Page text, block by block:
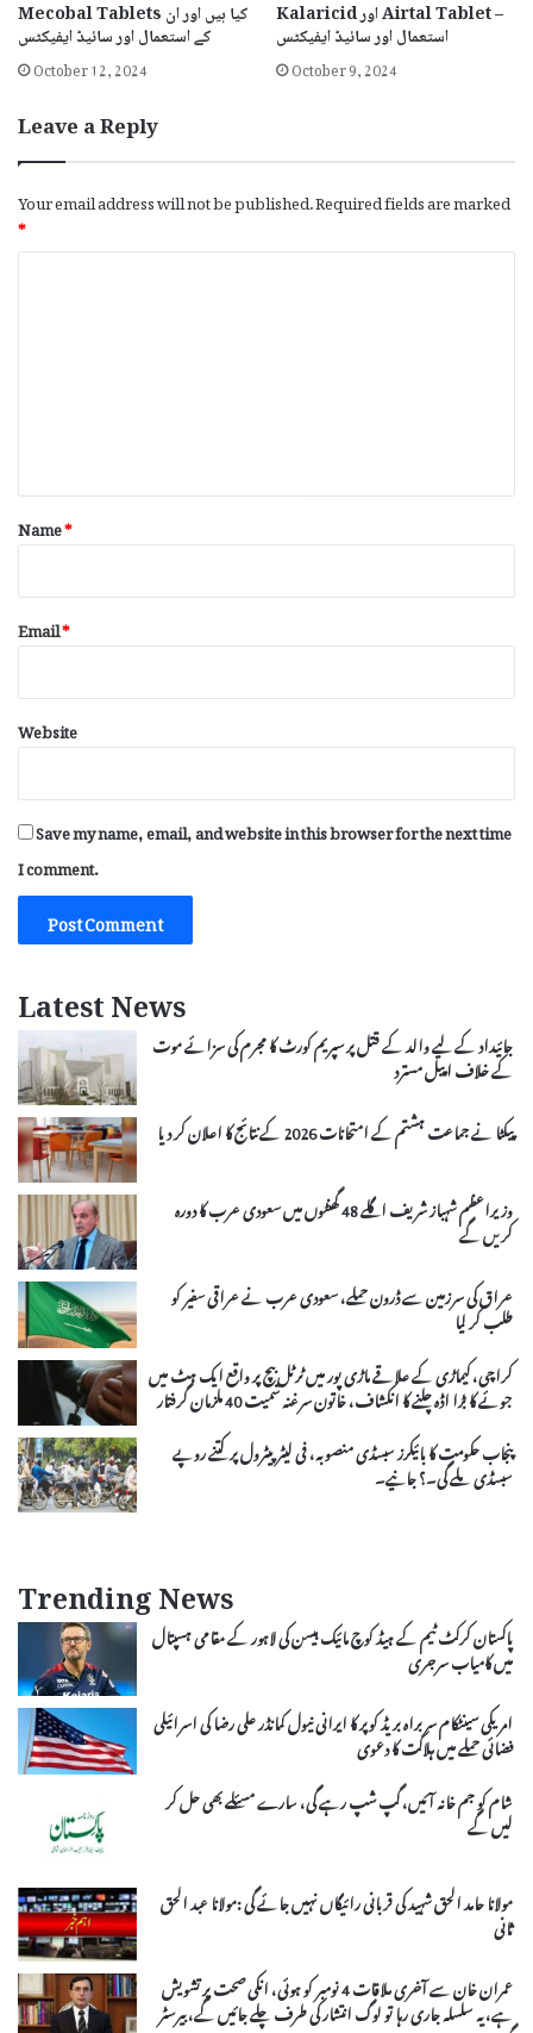
Mecobal Tablets کیا ہیں اور ان
کے استعمال اور سائیڈ ایفیکٹس
October 12, 2024
Kalaricid اور Airtal Tablet –
استعمال اور سائیڈ ایفیکٹس
October 9, 2024
Leave a Reply
Your email address will not be published.Required fields are marked
*
*
Name*
Email*
Website
Save my name, email, and website in this browser for the next time
I comment.
Latest News
جائیداد کے لیے والد کے قتل پر سپریم کورٹ کا مجرم کی سزائے موت
کے خلاف اپیل مسترد
پیکٹا نے جماعت ہشتم کے امتحانات 2026 کے نتائج کا اعلان کر دیا
وزیراعظم شہباز شریف اگلے 48 گھنٹوں میں سعودی عرب کا دورہ
کریں گے
عراق کی سرزمین سے ڈرون حملے، سعودی عرب نے عراقی سفیر کو
طلب کر لیا
کراچی، کیماڑی کے علاقے ماڑی پور میں ٹرٹل بیچ پر واقع ایک ہٹ میں
جوئے کا بڑا اڈہ چلنے کا انکشاف، خاتون سرغنہ سمیت 40 ملزمان گرفتار
پنجاب حکومت کا بائیکرز سبسڈی منصوبہ، فی لیٹر پیٹرول پر کتنے روپے
سبسڈی ملے گی۔؟ جانیے۔
Trending News
پاکستان کرکٹ ٹیم کے ہیڈ کوچ مائیک ہیسن کی لاہور کے مقامی ہسپتال
میں کامیاب سرجری
امریکی سینٹکام سربراہ بریڈ کوپر کا ایرانی نیول کمانڈر علی رضا کی اسرائیلی
فضائی حملے میں ہلاکت کا دعوی
شام کو جم خانہ آئیں، گپ شپ رہے گی، سارے مسئلے بھی حل کر
لیں گے
مولانا حامد الحق شہید کی قربانی رائیگاں نہیں جائے گی :مولانا عبد الحق
ثانی
عمران خان سے آخری ملاقات 4 نومبر کو ہوئی، انکی صحت پر تشویش
ہے، یہ سلسلہ جاری رہا تو لوگ انتشار کی طرف چلے جائیں گے، بیرسٹر